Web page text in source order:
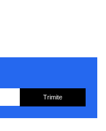
Trimite